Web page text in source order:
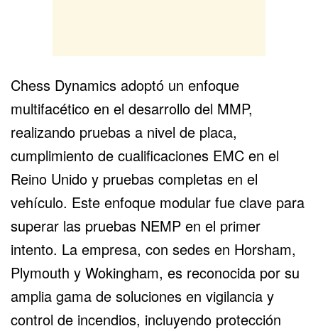
Chess Dynamics adoptó un enfoque
multifacético en el desarrollo del MMP,
realizando pruebas a nivel de placa,
cumplimiento de cualificaciones EMC en el
Reino Unido y pruebas completas en el
vehículo. Este enfoque modular fue clave para
superar las pruebas NEMP en el primer
intento. La empresa, con sedes en Horsham,
Plymouth y Wokingham, es reconocida por su
amplia gama de soluciones en vigilancia y
control de incendios, incluyendo protección